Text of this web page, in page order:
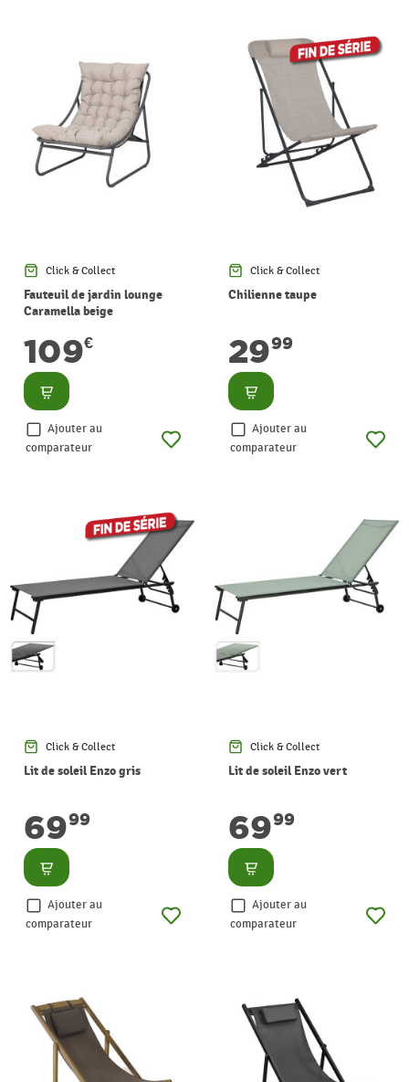
Click & Collect
Fauteuil de jardin lounge
Caramella beige
109€
Consulter
Ajouter au
comparateur
Click & Collect
Chilienne taupe
2999
Consulter
Ajouter au
comparateur
Click & Collect
Lit de soleil Enzo gris
6999
Consulter
Ajouter au
comparateur
Click & Collect
Lit de soleil Enzo vert
6999
Consulter
Ajouter au
comparateur